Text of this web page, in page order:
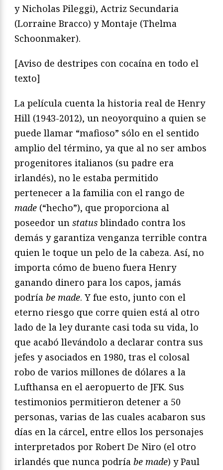
y Nicholas Pileggi), Actriz Secundaria
(Lorraine Bracco) y Montaje (Thelma
Schoonmaker).
[Aviso de destripes con cocaína en todo el
texto]
La película cuenta la historia real de Henry
Hill (1943-2012), un neoyorquino a quien se
puede llamar “mafioso” sólo en el sentido
amplio del término, ya que al no ser ambos
progenitores italianos (su padre era
irlandés), no le estaba permitido
pertenecer a la familia con el rango de
made (“hecho”), que proporciona al
poseedor un status blindado contra los
demás y garantiza venganza terrible contra
quien le toque un pelo de la cabeza. Así, no
importa cómo de bueno fuera Henry
ganando dinero para los capos, jamás
podría be made. Y fue esto, junto con el
eterno riesgo que corre quien está al otro
lado de la ley durante casi toda su vida, lo
que acabó llevándolo a declarar contra sus
jefes y asociados en 1980, tras el colosal
robo de varios millones de dólares a la
Lufthansa en el aeropuerto de JFK. Sus
testimonios permitieron detener a 50
personas, varias de las cuales acabaron sus
días en la cárcel, entre ellos los personajes
interpretados por Robert De Niro (el otro
irlandés que nunca podría be made) y Paul